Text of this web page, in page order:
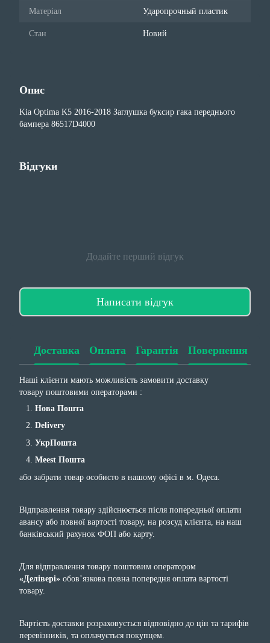
Матеріал Ударопрочный пластик
Стан Новий
Опис
Kia Optima K5 2016-2018 Заглушка буксир гака переднього
бампера 86517D4000
Відгуки
Додайте перший відгук
Написати відгук
Доставка Оплата Гарантія Повернення
Наші клієнти мають можливість замовити доставку
товару поштовими операторами :
Нова Пошта
Delivery
УкрПошта
Meest Пошта
або забрати товар особисто в нашому офісі в м. Одеса.
Відправлення товару здійснюється після попередньої оплати
авансу або повної вартості товару, на розсуд клієнта, на наш
банківський рахунок ФОП або карту.
Для відправлення товару поштовим оператором
«Делівері» обов’язкова повна попередня оплата вартості
товару.
Вартість доставки розраховується відповідно до цін та тарифів
перевізників, та оплачується покупцем.